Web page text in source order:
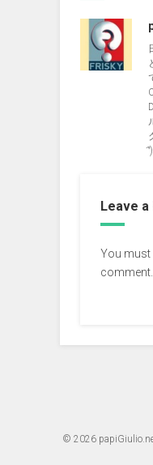
Leave a
You must
comment.
© 2026